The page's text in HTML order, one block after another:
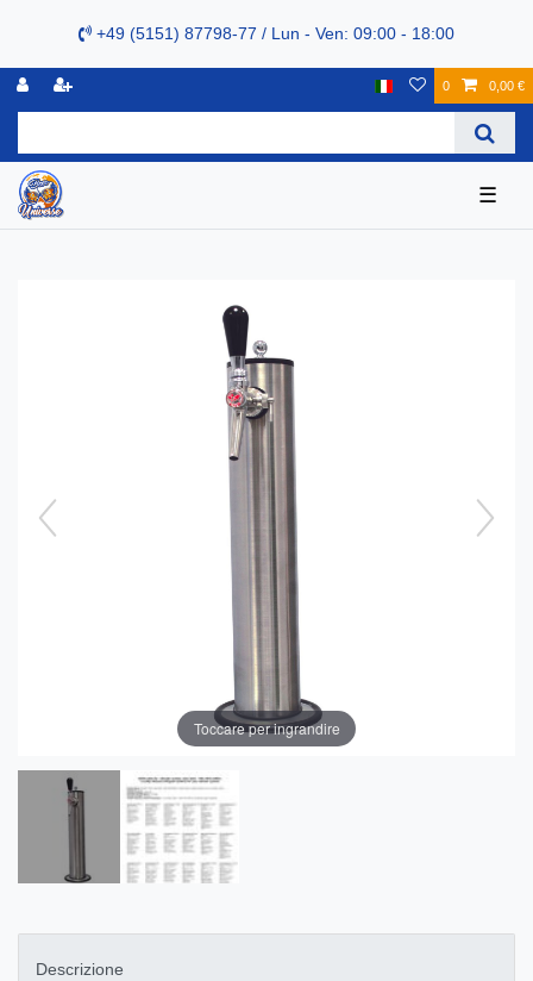
+49 (5151) 87798-77 / Lun - Ven: 09:00 - 18:00
0 0,00 €
☰
Toccare per ingrandire
Descrizione